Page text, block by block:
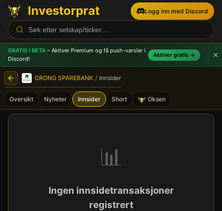
Investorprat Logg inn med Discord
GRATIS I BETA – Aktiver Premium og få push-varsler i
Discord!
Aktiver gratis →
GRONG SPAREBANK / Innsider
Oversikt Nyheter Innsider Short Oksen
📊
Ingen innsidetransaksjoner
registrert